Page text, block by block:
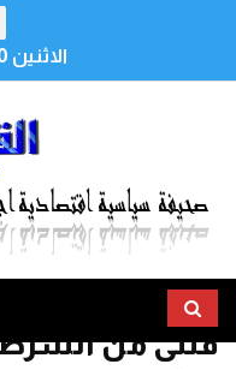
الاثنين 10 أغسطس 2026
قتلى من